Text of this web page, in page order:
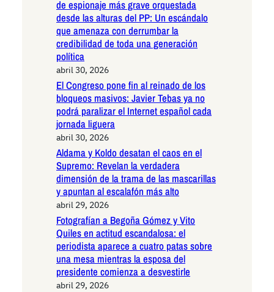
de espionaje más grave orquestada
desde las alturas del PP: Un escándalo
que amenaza con derrumbar la
credibilidad de toda una generación
política
abril 30, 2026
El Congreso pone fin al reinado de los
bloqueos masivos: Javier Tebas ya no
podrá paralizar el Internet español cada
jornada liguera
abril 30, 2026
Aldama y Koldo desatan el caos en el
Supremo: Revelan la verdadera
dimensión de la trama de las mascarillas
y apuntan al escalafón más alto
abril 29, 2026
Fotografían a Begoña Gómez y Vito
Quiles en actitud escandalosa: el
periodista aparece a cuatro patas sobre
una mesa mientras la esposa del
presidente comienza a desvestirle
abril 29, 2026